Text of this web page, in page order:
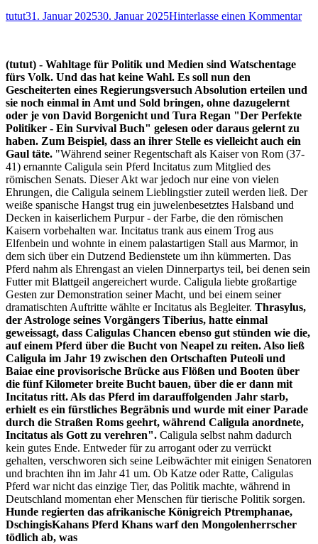
Autor
tututVeröffentlicht
31. Januar 202530. Januar 2025Hinterlasse einen Kommentarzu
(tutut) - Wahltage für Politik und Medien sind Watschentage
fürs Volk. Und das hat keine Wahl. Es soll nun den
Gescheiterten eines Regierungsversuch Absolution erteilen und
sie noch einmal in Amt und Sold bringen, ohne dazugelernt
oder je von David Borgenicht und Tura Regan "Der Perfekte
Politiker - Ein Survival Buch" gelesen oder daraus gelernt zu
haben. Zum Beispiel, dass an ihrer Stelle es vielleicht auch ein
Gaul täte. "Während seiner Regentschaft als Kaiser von Rom (37-
41) ernannte Caligula sein Pferd Incitatus zum Mitglied des
römischen Senats. Dieser Akt war jedoch nur eine von vielen
Ehrungen, die Caligula seinem Lieblingstier zuteil werden ließ. Der
weiße spanische Hangst trug ein juwelenbesetztes Halsband und
Decken in kaiserlichem Purpur - der Farbe, die den römischen
Kaisern vorbehalten war. Incitatus trank aus einem Trog aus
Elfenbein und wohnte in einem palastartigen Stall aus Marmor, in
dem sich über ein Dutzend Bedienstete um ihn kümmerten. Das
Pferd nahm als Ehrengast an vielen Dinnerpartys teil, bei denen sein
Futter mit Blattgeil angereichert wurde. Caligula liebte großartige
Gesten zur Demonstration seiner Macht, und bei einem seiner
dramatischten Auftritte wählte er Incitatus als Begleiter. Thrasylus,
der Astrologe seines Vorgängers Tiberius, hatte einmal
geweissagt, dass Caligulas Chancen ebenso gut stünden wie die,
auf einem Pferd über die Bucht von Neapel zu reiten. Also ließ
Caligula im Jahr 19 zwischen den Ortschaften Puteoli und
Baiae eine provisorische Brücke aus Flößen und Booten über
die fünf Kilometer breite Bucht bauen, über die er dann mit
Incitatus ritt. Als das Pferd im darauffolgenden Jahr starb,
erhielt es ein fürstliches Begräbnis und wurde mit einer Parade
durch die Straßen Roms geehrt, während Caligula anordnete,
Incitatus als Gott zu verehren". Caligula selbst nahm dadurch
kein gutes Ende. Entweder für zu arrogant oder zu verrückt
gehalten, verschworen sich seine Leibwächter mit einigen Senatoren
und brachten ihn im Jahr 41 um. Ob Katze oder Ratte, Caligulas
Pferd war nicht das einzige Tier, das Politik machte, während in
Deutschland momentan eher Menschen für tierische Politik sorgen.
Hunde regierten das afrikanische Königreich Ptremphanae,
DschingisKahans Pferd Khans warf den Mongolenherrscher
tödlich ab, was